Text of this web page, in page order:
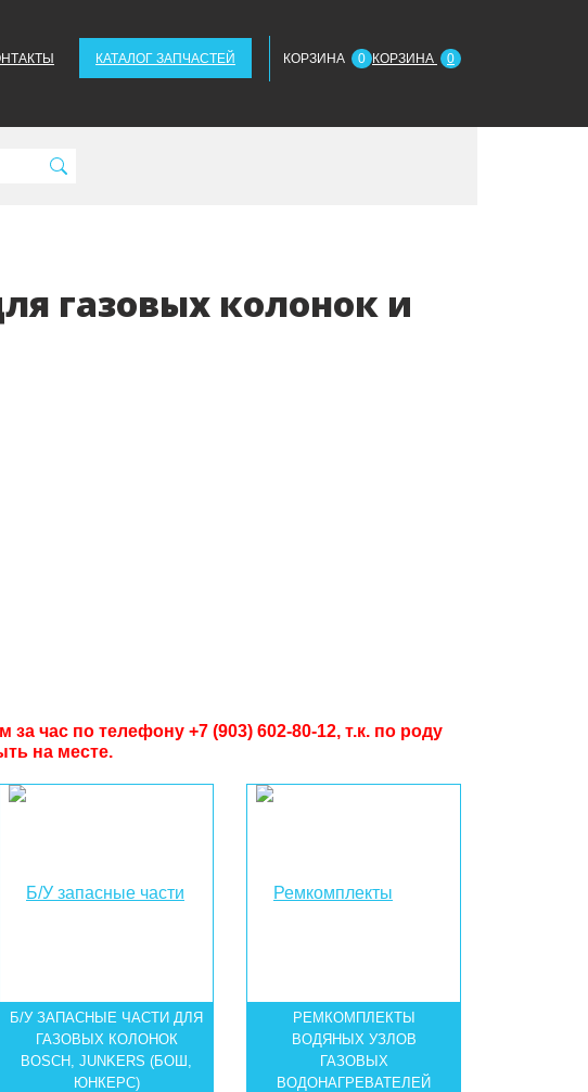
КАТАЛОГ ЗАПЧАСТЕЙ КОРЗИНА 0 КОРЗИНА 0
газовых колонок и
час по телефону +7 (903) 602-80-12, т.к. по роду
на месте.
Б/У ЗАПАСНЫЕ ЧАСТИ ДЛЯ
ГАЗОВЫХ КОЛОНОК
BOSСH, JUNKERS (БОШ,
ЮНКЕРС)
РЕМКОМПЛЕКТЫ
ВОДЯНЫХ УЗЛОВ
ГАЗОВЫХ
ВОДОНАГРЕВАТЕЛЕЙ